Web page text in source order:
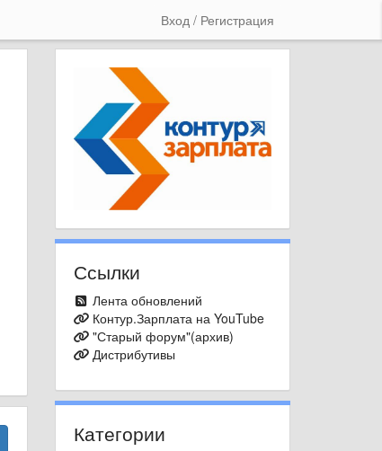
Вход / Регистрация
Ссылки
Лента обновлений
Контур.Зарплата на YouTube
"Старый форум"(архив)
Дистрибутивы
Категории